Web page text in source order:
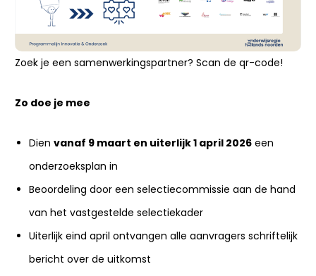
Zoek je een samenwerkingspartner? Scan de qr-code!
Zo doe je mee
Dienvanaf 9 maart en uiterlijk 1 april 2026 een
onderzoeksplan in
Beoordeling door een selectiecommissie aan de hand
van het vastgestelde selectiekader
Uiterlijk eind april ontvangen alle aanvragers schriftelijk
bericht over de uitkomst